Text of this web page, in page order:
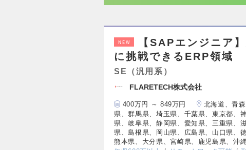
NEW
【SAPエンジニア
に挑戦できるERP領域
SE（汎用系）
FLARETECH株式会社
400万円 ～ 849万円
北海道、青
県、群馬県、埼玉県、千葉県、東京都、
県、岐阜県、静岡県、愛知県、三重県、
県、島根県、岡山県、広島県、山口県、
熊本県、大分県、宮崎県、鹿児島県、沖